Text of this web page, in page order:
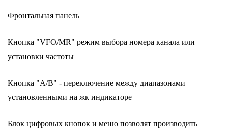
Фронтальная панель
Кнопка "VFO/MR" режим выбора номера канала или
установки частоты
Кнопка "A/B" - переключение между диапазонами
установленными на жк индикаторе
Блок цифровых кнопок и меню позволят производить